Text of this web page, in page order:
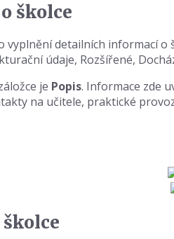
školce
detailních informací o
údaje, Rozšířené,
je Popis. Informace zde
na učitele, praktické